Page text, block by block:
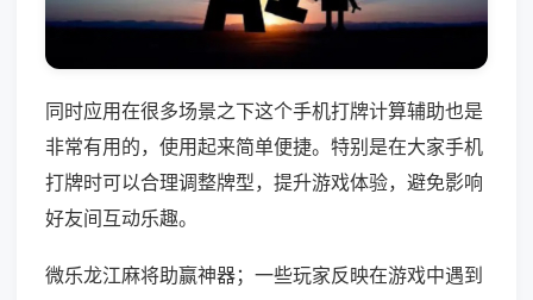
同时应用在很多场景之下这个手机打牌计算辅助也是
非常有用的，使用起来简单便捷。特别是在大家手机
打牌时可以合理调整牌型，提升游戏体验，避免影响
好友间互动乐趣。
微乐龙江麻将助赢神器；一些玩家反映在游戏中遇到